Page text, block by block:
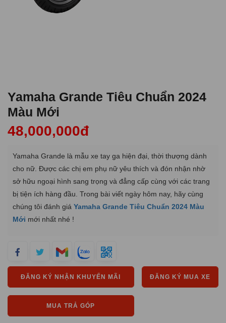
Yamaha Grande Tiêu Chuẩn 2024
Màu Mới
48,000,000đ
Yamaha Grande là mẫu xe tay ga hiện đại, thời thượng dành
cho nữ. Được các chị em phụ nữ yêu thích và đón nhận nhờ
sở hữu ngoại hình sang trọng và đẳng cấp cùng với các trang
bị tiện ích hàng đầu. Trong bài viết ngày hôm nay, hãy cùng
chúng tôi đánh giá Yamaha Grande Tiêu Chuẩn 2024 Màu
Mới mới nhất nhé !
ĐĂNG KÝ NHẬN KHUYẾN MÃI ĐĂNG KÝ MUA XE
MUA TRẢ GÓP